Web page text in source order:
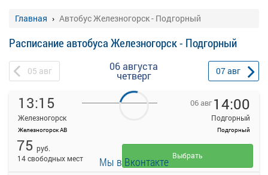
Главная Автобус Железногорск - Подгорный
Расписание автобуса Железногорск - Подгорный
05 авг 06 августа
четверг 07авг
13:15
Железногорск
Железногорск АВ
06 авг 14:00
Подгорный
Подгорный
75 руб.
14 свободных мест
Выбрать
Мы в Вконтакте